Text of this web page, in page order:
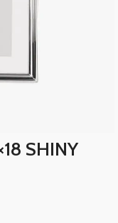
SHINY